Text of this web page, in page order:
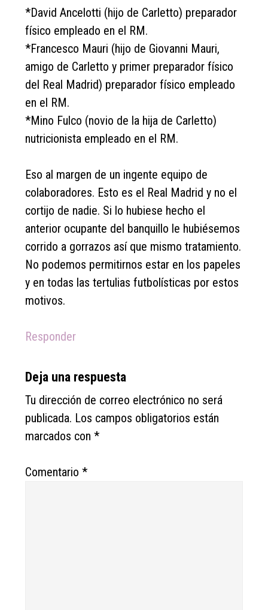
*David Ancelotti (hijo de Carletto) preparador
físico empleado en el RM.
*Francesco Mauri (hijo de Giovanni Mauri,
amigo de Carletto y primer preparador físico
del Real Madrid) preparador físico empleado
en el RM.
*Mino Fulco (novio de la hija de Carletto)
nutricionista empleado en el RM.
Eso al margen de un ingente equipo de
colaboradores. Esto es el Real Madrid y no el
cortijo de nadie. Si lo hubiese hecho el
anterior ocupante del banquillo le hubiésemos
corrido a gorrazos así que mismo tratamiento.
No podemos permitirnos estar en los papeles
y en todas las tertulias futbolísticas por estos
motivos.
Responder
Deja una respuesta
Tu dirección de correo electrónico no será
publicada. Los campos obligatorios están
marcados con*
Comentario*